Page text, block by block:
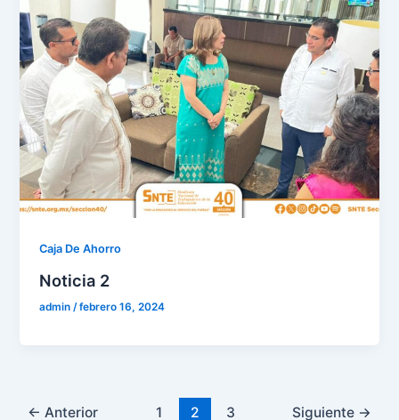
Caja De Ahorro
Noticia 2
admin/febrero 16, 2024
← Anterior 1 2 3 Siguiente →